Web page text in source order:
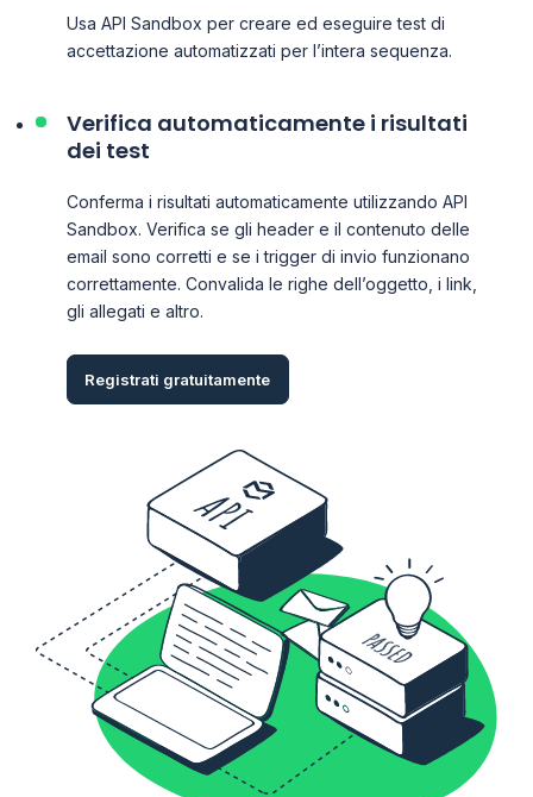
Usa API Sandbox per creare ed eseguire test di
accettazione automatizzati per l’intera sequenza.
Verifica automaticamente i risultati
dei test
Conferma i risultati automaticamente utilizzando API
Sandbox. Verifica se gli header e il contenuto delle
email sono corretti e se i trigger di invio funzionano
correttamente. Convalida le righe dell’oggetto, i link,
gli allegati e altro.
Registrati gratuitamente